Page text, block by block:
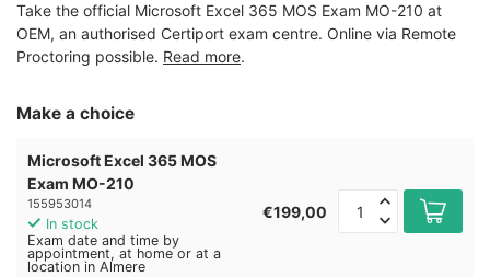
Take the official Microsoft Excel 365 MOS Exam MO-210 at
OEM, an authorised Certiport exam centre. Online via Remote
Proctoring possible. Read more.
Make a choice
Microsoft Excel 365 MOS
Exam MO-210
155953014
In stock
Exam date and time by
appointment, at home or at a
location in Almere
€199,00